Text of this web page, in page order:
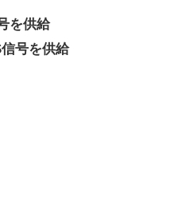
を供給
号を供給